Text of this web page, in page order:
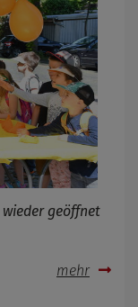
wieder geöffnet
mehr